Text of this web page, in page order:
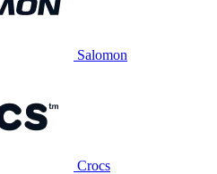
Salomon
Crocs